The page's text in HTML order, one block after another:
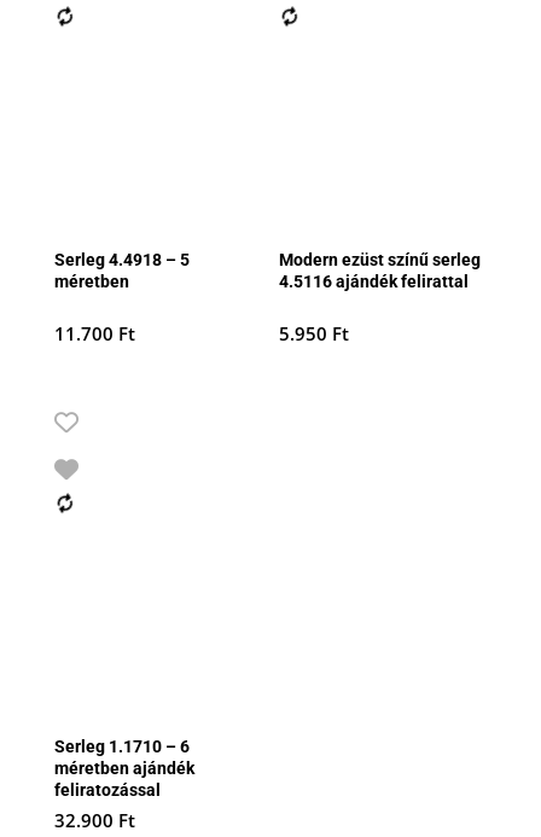
Serleg 4.4918 – 5
méretben
11.700 Ft
Modern ezüst színű serleg
4.5116 ajándék felirattal
5.950 Ft
Serleg 1.1710 – 6
méretben ajándék
feliratozással
32.900 Ft